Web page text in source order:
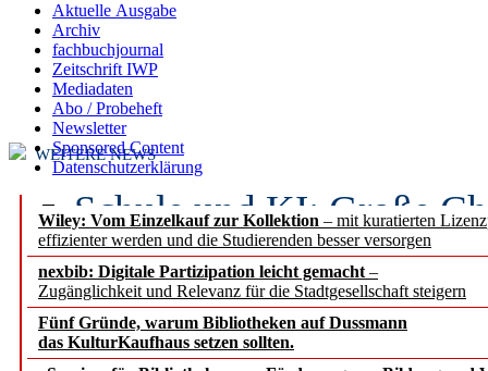
Aktuelle Ausgabe
Archiv
fachbuchjournal
Zeitschrift IWP
Mediadaten
Abo / Probeheft
Newsletter
Sponsored Content
Datenschutzerklärung
Wiley: Vom Einzelkauf zur Kollektion – mit kuratierten
effizienter werden und die Studierenden besser versorgen
nexbib: Digitale Partizipation leicht gemacht –
Zugänglichkeit und Relevanz für die Stadtgesellschaft steigern
Fünf Gründe, warum Bibliotheken auf Dussmann
das KulturKaufhaus setzen sollten.
WEITERE NEWS
Schule und KI: Große
Voraussetzungen
Erfolgreiches erstes
Segment Research –